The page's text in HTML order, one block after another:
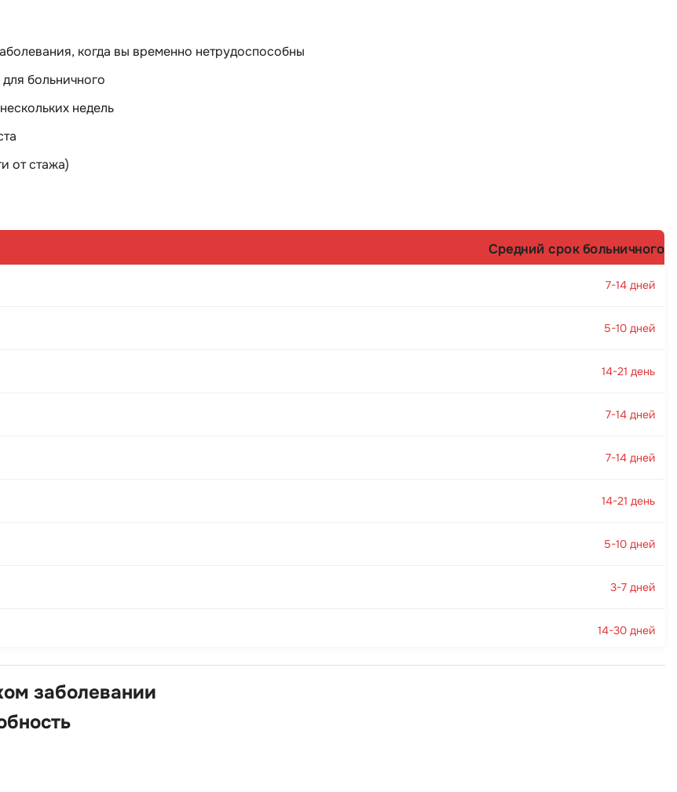
когда вы временно нетрудоспособны
больничного
недель
от стажа)
Средний срок больничного
7-14 дней
5-10 дней
14-21 день
7-14 дней
7-14 дней
14-21 день
5-10 дней
3-7 дней
14-30 дней
заболевании